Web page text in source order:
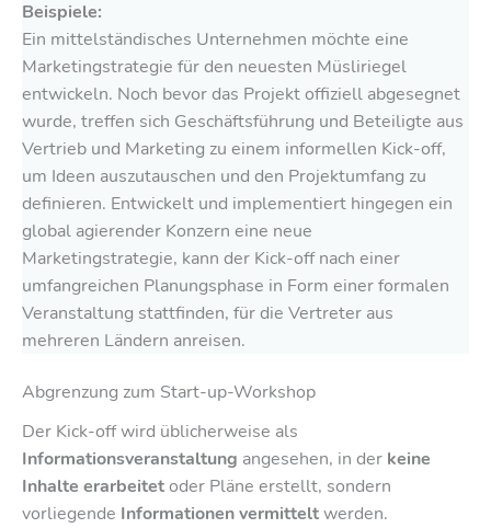
Beispiele:
Ein mittelständisches Unternehmen möchte eine
Marketingstrategie für den neuesten Müsliriegel
entwickeln. Noch bevor das Projekt offiziell abgesegnet
wurde, treffen sich Geschäftsführung und Beteiligte aus
Vertrieb und Marketing zu einem informellen Kick-off,
um Ideen auszutauschen und den Projektumfang zu
definieren. Entwickelt und implementiert hingegen ein
global agierender Konzern eine neue
Marketingstrategie, kann der Kick-off nach einer
umfangreichen Planungsphase in Form einer formalen
Veranstaltung stattfinden, für die Vertreter aus
mehreren Ländern anreisen.
Abgrenzung zum Start-up-Workshop
Der Kick-off wird üblicherweise als
Informationsveranstaltung angesehen, in der keine
Inhalte erarbeitetoder Pläne erstellt, sondern
vorliegende Informationen vermitteltwerden.